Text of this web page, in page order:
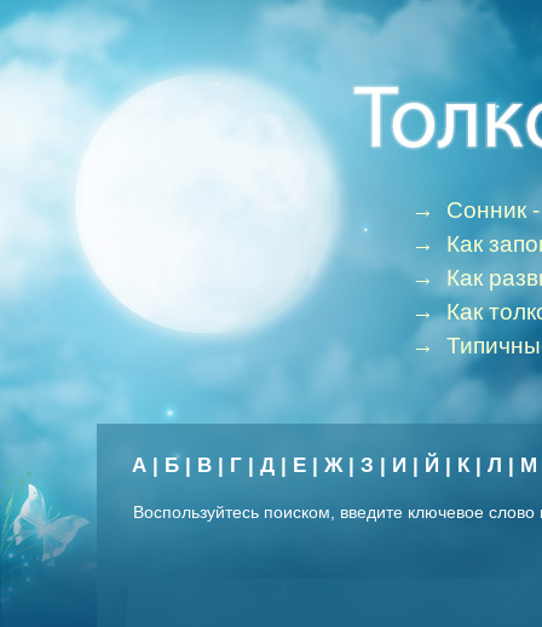
→ Сонник
→ Как
→ Как
→Как
→
А | Б| В | Г | Д | Е | Ж| З | И | Й | К| Л | М
Воспользуйтесь поиском, введите ключевое